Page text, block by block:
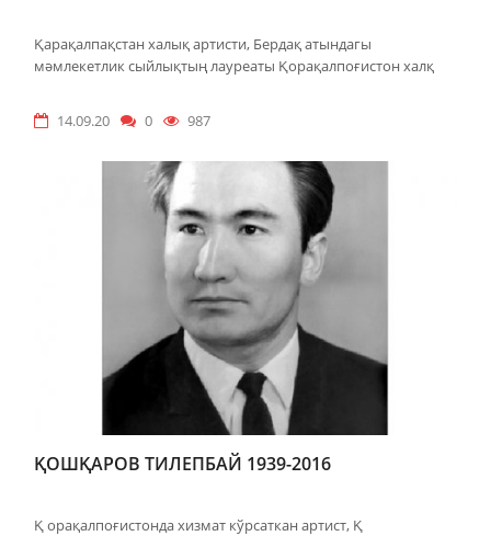
Қарақалпақстан халық артисти, Бердақ атындагы
мәмлекетлик сыйлықтың лауреаты Қорақалпоғистон халқ
14.09.20 0 987
ҚОШҚАРОВ ТИЛЕПБАЙ 1939-2016
Қ орақалпоғистонда хизмат кўрсаткан артист, Қ